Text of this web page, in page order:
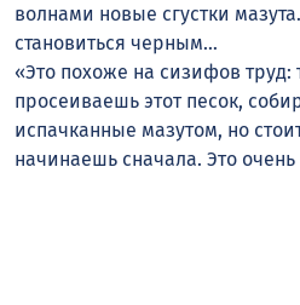
волнами новые сгустки
становиться черным…
«Это похоже на сизифов
просеиваешь этот песок,
испачканные мазутом, но
начинаешь сначала. Это